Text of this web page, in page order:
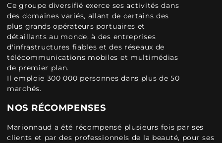
Ce groupe diversifié exerce ses activités dans
des domaines variés, allant de certains des
plus grands opérateurs portuaires et
détaillants au monde, à des entreprises
d'infrastructures fiables et des réseaux de
télécommunications mobiles et multimédias
de premier plan.
Il emploie 300 000 personnes dans plus de 50
marchés.
NOS RÉCOMPENSES
Marionnaud a été récompensé plusieurs fois par ses
clients et par des professionnels de la beauté, pour ses